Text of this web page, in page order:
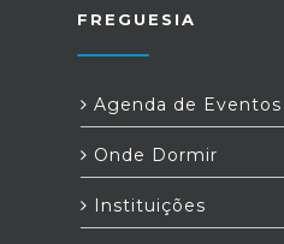
FREGUESIA
Agenda de Eventos
Onde Dormir
Instituições